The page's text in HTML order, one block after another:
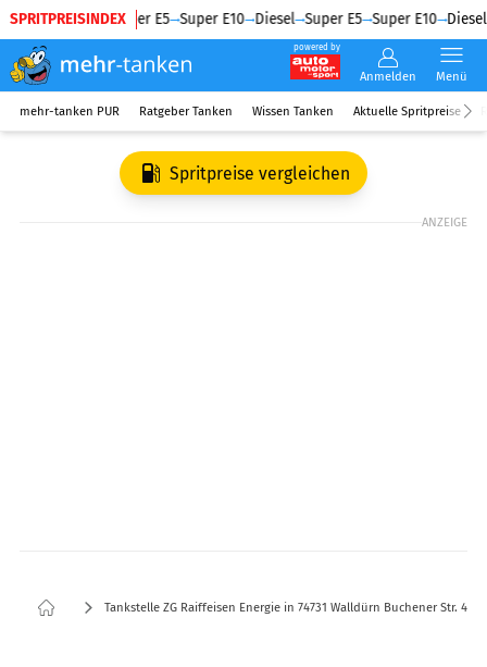
SPRITPREISINDEX
Diesel Super E5 Super E10 Diesel Super E5 Super E10 Diesel
powered by
Anmelden Menü
mehr-tanken PUR Ratgeber Tanken Wissen Tanken Aktuelle Spritpreise
Spritpreise vergleichen
ANZEIGE
Tankstelle ZG Raiffeisen Energie in 74731 Walldürn Buchener Str. 43